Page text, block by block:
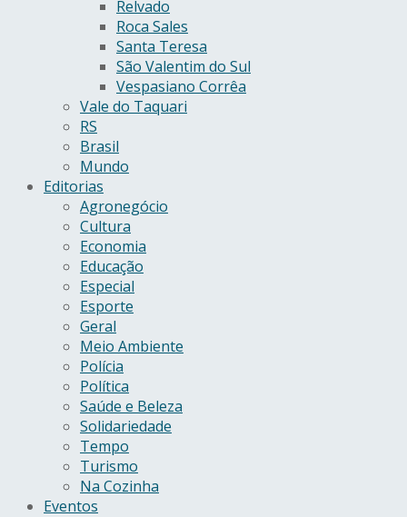
Relvado
Roca Sales
Santa Teresa
São Valentim do Sul
Vespasiano Corrêa
Vale do Taquari
RS
Brasil
Mundo
Editorias
Agronegócio
Cultura
Economia
Educação
Especial
Esporte
Geral
Meio Ambiente
Polícia
Política
Saúde e Beleza
Solidariedade
Tempo
Turismo
Na Cozinha
Eventos